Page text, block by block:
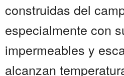
construidas del
especialmente con
impermeables y
alcanzan